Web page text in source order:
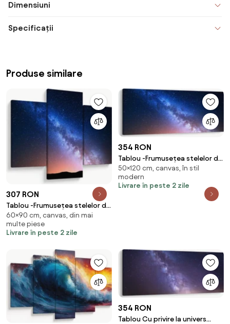
Dimensiuni
Specificații
Produse similare
307 RON
Tablou -Frumusețea stelelor de
noapte (90x60 cm)
60×90 cm, canvas, din mai
multe piese
Livrare în peste 2 zile
354 RON
Tablou -Frumusețea stelelor de
noapte (120x50 cm)
50×120 cm, canvas, în stil
modern
Livrare în peste 2 zile
354 RON
Tablou Cu privire la univers